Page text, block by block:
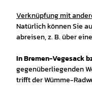
Verknüpfung mit
Natürlich können Sie
abreisen, z. B. über
In Bremen-Vegesack
gegenüberliegenden
trifft der Wümme-